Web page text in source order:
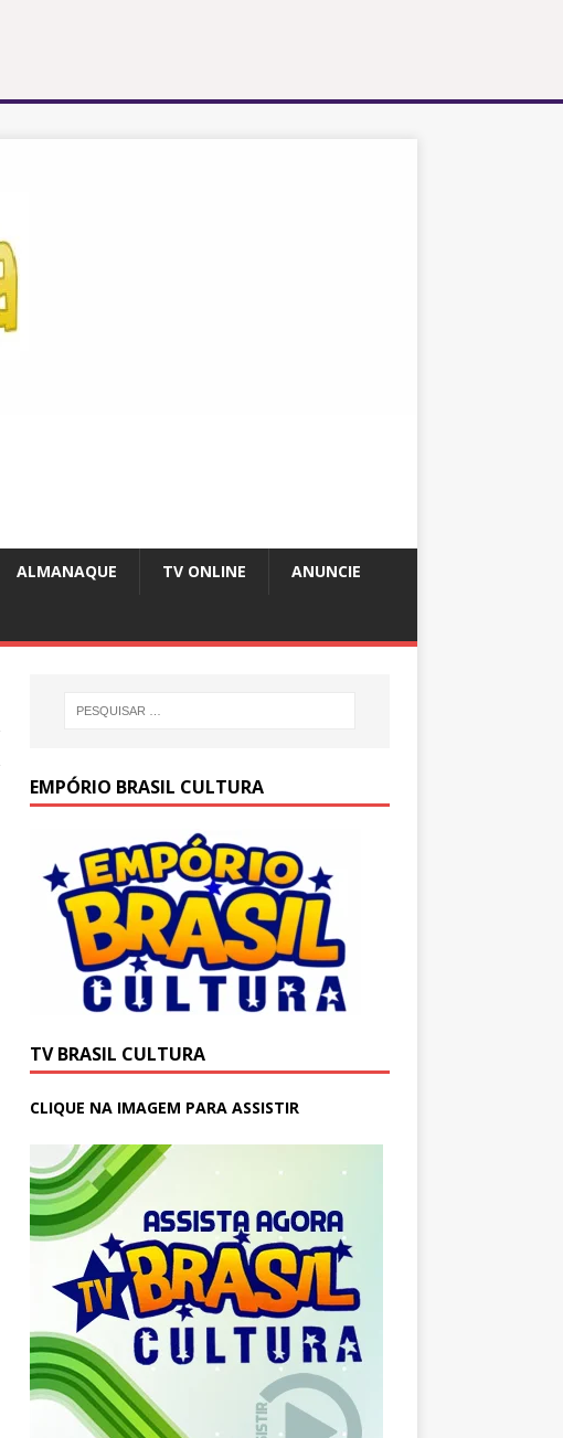
ALMANAQUE TV ONLINE ANUNCIE
EMPÓRIO BRASIL CULTURA
TV BRASIL CULTURA
CLIQUE NA IMAGEM PARA ASSISTIR